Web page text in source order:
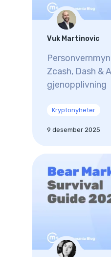
Vuk Martinovic
Zcash, Dash &
gjenopplivning
Kryptonyheter
9 desember 2025